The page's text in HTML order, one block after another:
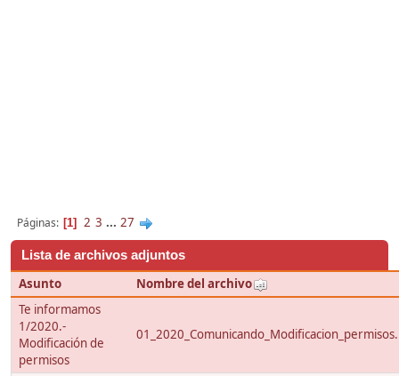
Páginas 1 2 3 ... 27
Lista de archivos adjuntos
Asunto
Nombre del archivo
Te informamos
1/2020.-
Modificación de
permisos